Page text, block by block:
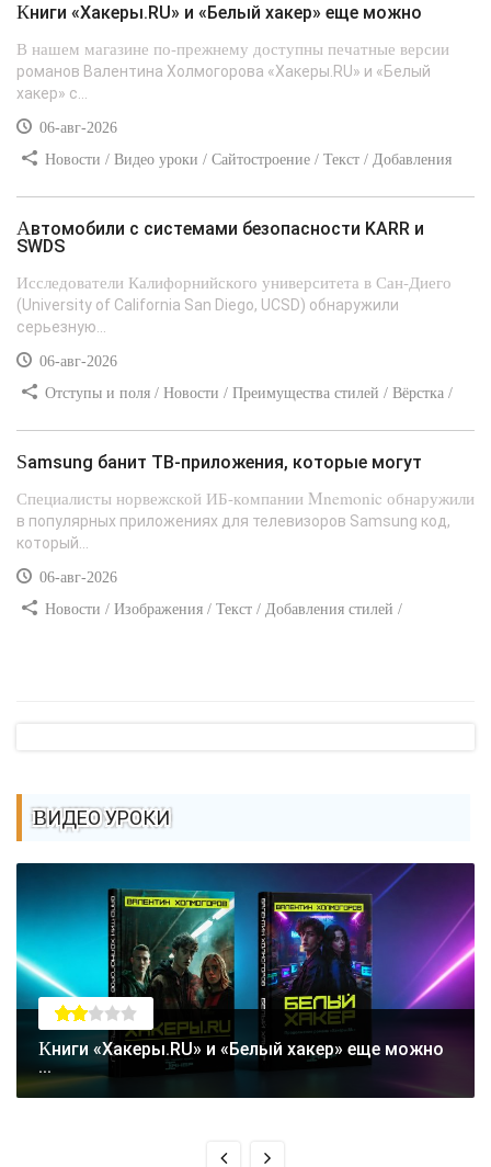
Книги «Хакеры.RU» и «Белый хакер» еще можно
В нашем магазине по-прежнему доступны печатные версии
романов Валентина Холмогорова «Хакеры.RU» и «Белый
хакер» с...
06-авг-2026
Новости / Видео уроки / Сайтостроение / Текст / Добавления
Автомобили с системами безопасности KARR и
SWDS
Исследователи Калифорнийского университета в Сан-Диего
(University of California San Diego, UCSD) обнаружили
серьезную...
06-авг-2026
Отступы и поля / Новости / Преимущества стилей / Вёрстка /
Samsung банит ТВ-приложения, которые могут
Специалисты норвежской ИБ-компании Mnemonic обнаружили
в популярных приложениях для телевизоров Samsung код,
который...
06-авг-2026
Новости / Изображения / Текст / Добавления стилей /
ВИДЕО УРОКИ
Книги «Хакеры.RU» и «Белый хакер» еще можно
...